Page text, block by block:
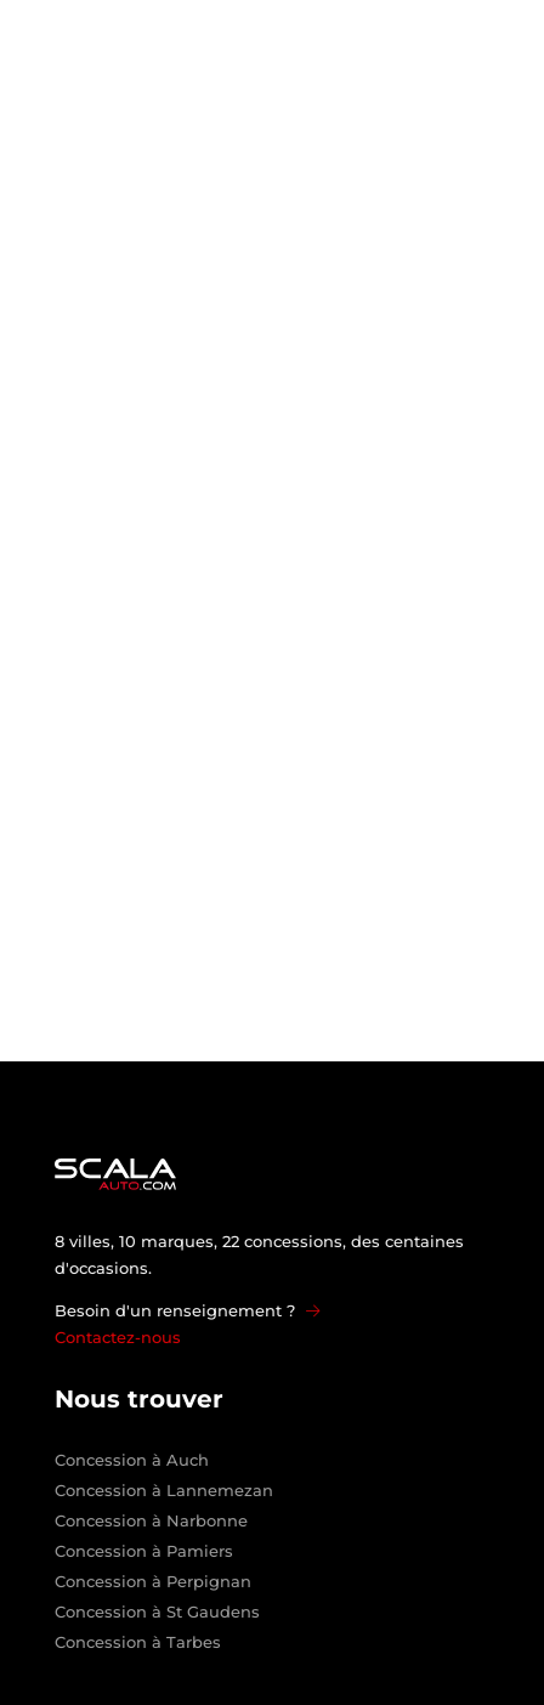
8 villes, 10 marques, 22 concessions, des centaines
d'occasions.
Besoin d'un renseignement ?
Contactez-nous
Nous trouver
Concession à Auch
Concession à Lannemezan
Concession à Narbonne
Concession à Pamiers
Concession à Perpignan
Concession à St Gaudens
Concession à Tarbes